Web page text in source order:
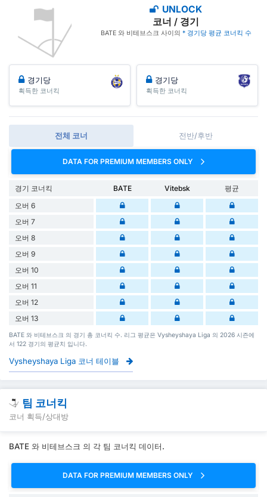
UNLOCK
코너 / 경기
BATE 와 비테브스크 사이의 * 경기당 평균 코너킥 수
경기당
획득한 코너킥
경기당
획득한 코너킥
전체 코너 전반/후반
DATA FOR PREMIUM MEMBERS ONLY
경기 코너킥 BATE Vitebsk
평균
오버 6
오버 7
오버 8
오버 9
오버 10
오버 11
오버 12
오버 13
BATE 와 비테브스크 의 경기 총 코너킥 수. 리그 평균은 Vysheyshaya Liga 의 2026 시즌에
서 122 경기의 평균치 입니다.
Vysheyshaya Liga 코너 테이블
팀 코너킥
코너 획득/상대방
BATE 와 비테브스크 의 각 팀 코너킥 데이터.
DATA FOR PREMIUM MEMBERS ONLY